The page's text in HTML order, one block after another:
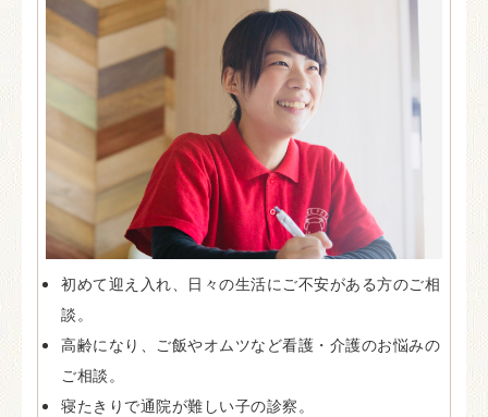
初めて迎え入れ、日々の生活にご不安がある方のご相
談。
高齢になり、ご飯やオムツなど看護・介護のお悩みの
ご相談。
寝たきりで通院が難しい子の診察。